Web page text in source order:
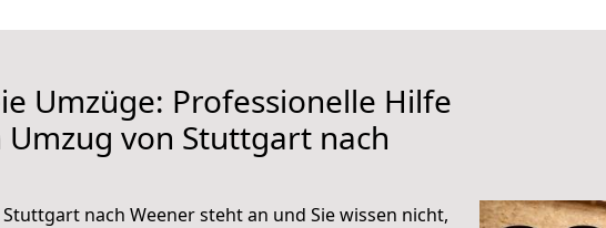
Umzüge: Professionelle Hilfe
von Stuttgart nach
nach Weener steht an und Sie wissen nicht,